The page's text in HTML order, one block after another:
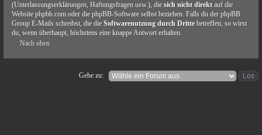
(Unterlassungserklärungen, Haftungsfragen usw.), die sich nicht direkt auf die
Website phpbb.com oder die phpBB-Software selbst beziehen. Falls du der phpBB
Group E-Mails schreibst, die die Softwarenutzung durch Dritte betreffen, so wirst
du, wenn überhaupt, höchstens eine knappe Antwort erhalten.
Nach oben
Gehe zu: